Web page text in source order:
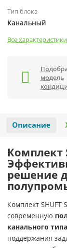
Тип блока
Канальный
Все характеристики
модель
Описание
Комплект
решение
Комплект SHUFT
современную
канального типа
поддержания